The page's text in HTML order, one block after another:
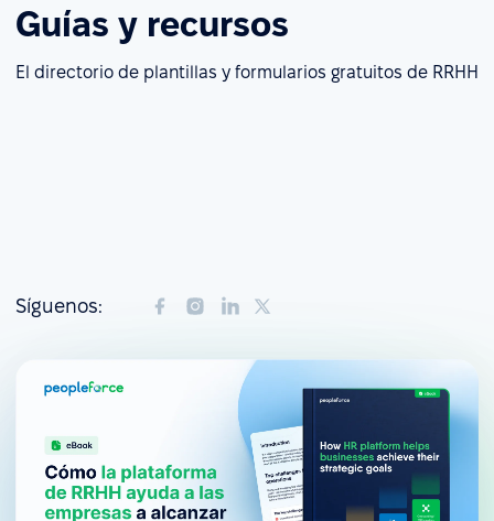
Guías y recursos
El directorio de plantillas y formularios gratuitos de RRHH
Síguenos: